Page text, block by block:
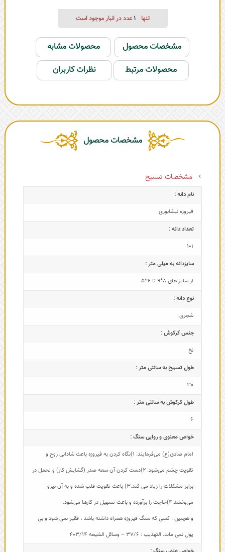
تنها 1 عدد در انبار موجود است
مشخصات محصول
محصولات مشابه
محصولات مرتبط
نظرات کاربران
مشخصات محصول
مشخصات تسبیح
نام دانه :
فیروزه نیشابوری
تعداد دانه :
101
سایزدانه به میلی متر :
از سایز های 8*9 تا 4*5
نوع دانه :
شجری
جنس کرکوش :
نخ
طول تسبیح به سانتی متر :
30
طول کرکوش به سانتی متر :
6
خواص معنوی و روایی سنگ :
امام صادق(ع) می‌فرمایند: 1)نگاه کردن به فیروزه باعث شادابی روح و
تقویت چشم می‌شود. 2)دست کردن آن سعه صدر (گشایش کار) و تحمل در
برابر مشکلات را زیاد می کند.3) باعث تقویت قلب شده و به آن نیرو
می‌بخشد.4)حاجت را برآورده و باعث تسهیل در کارها می‌شود.
و هچنین : کسی که سنگ فیروزه همراه داشته باشد ، فقیر نمی شود و بی
پول نمی ماند. التهذیب : 37/6 – وسائل الشیعه 403/14